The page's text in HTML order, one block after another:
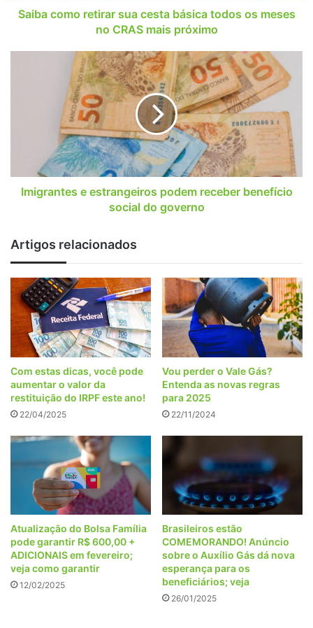
noSaiba como retirar sua cesta básica todos os meses
no CRAS mais próximo
governo
Imigrantes e estrangeiros podem receber benefício
social do governo
Artigos relacionados
Com estas dicas, você pode
aumentar o valor da
restituição do IRPF este ano!
22/04/2025
Vou perder o Vale Gás?
Entenda as novas regras
para 2025
22/11/2024
Atualização do Bolsa Família
pode garantir R$ 600,00 +
ADICIONAIS em fevereiro;
veja como garantir
12/02/2025
Brasileiros estão
COMEMORANDO! Anúncio
sobre o Auxílio Gás dá nova
esperança para os
beneficiários; veja
26/01/2025